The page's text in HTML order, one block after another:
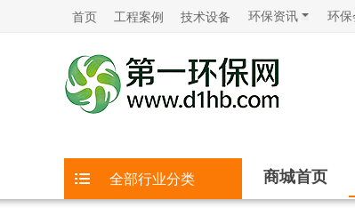
首页 工程案例 技术设备 环保资讯 环
全部行业分类 商城首页